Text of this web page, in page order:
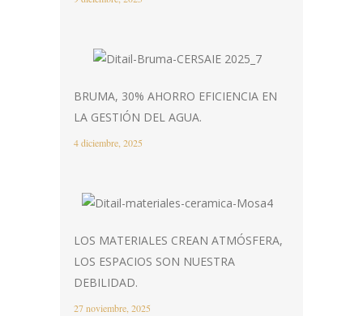
BRUMA, 30% AHORRO EFICIENCIA EN
LA GESTIÓN DEL AGUA.
4 diciembre, 2025
LOS MATERIALES CREAN ATMÓSFERA,
LOS ESPACIOS SON NUESTRA
DEBILIDAD.
27 noviembre, 2025